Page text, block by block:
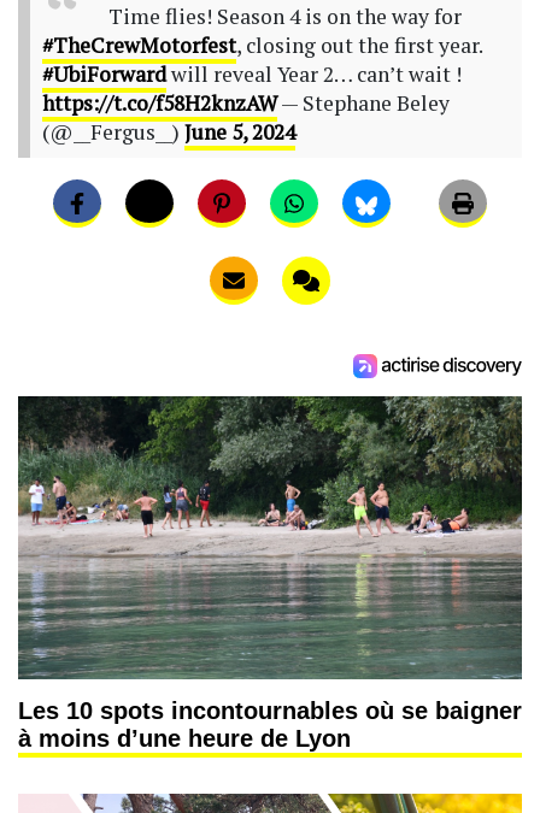
Time flies! Season 4 is on the way for
#TheCrewMotorfest, closing out the first year.
#UbiForwardwill reveal Year 2… can’t wait !
https://t.co/f58H2knzAW— Stephane Beley
(@__Fergus__) June 5, 2024
Les 10 spots incontournables où se baigner
à moins d’une heure de Lyon